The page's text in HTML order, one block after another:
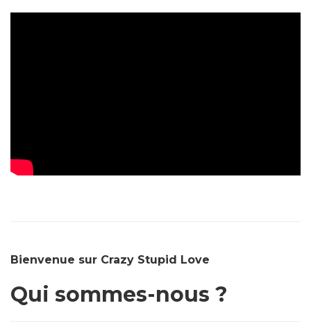
Bienvenue sur Crazy Stupid Love
Qui sommes-nous ?